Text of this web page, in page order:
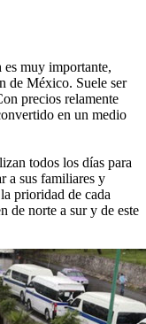
es muy importante,
de México. Suele ser
precios relamente
en un medio
todos los días para
a sus familiares y
prioridad de cada
de norte a sur y de este